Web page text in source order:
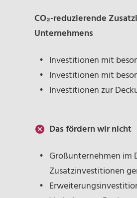
CO₂-reduzierende
Unternehmens
Investitionen mit
Investitionen mit
Investitionen zur
Das fördern wir nicht
Großunternehmen im
Zusatzinvestitionen